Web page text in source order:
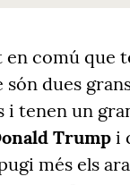
comú que
són dues
i tenen un
Trump i
més els